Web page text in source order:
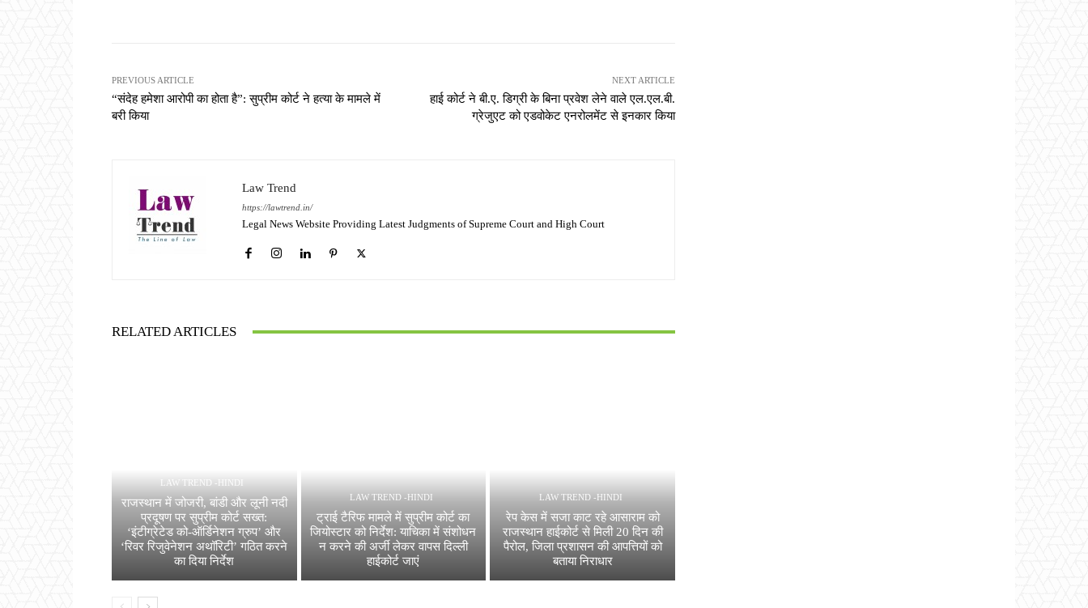
PREVIOUS ARTICLE
“संदेह हमेशा आरोपी का होता है”: सुप्रीम कोर्ट ने हत्या के मामले में
बरी किया
NEXT ARTICLE
हाई कोर्ट ने बी.ए. डिग्री के बिना प्रवेश लेने वाले एल.एल.बी.
ग्रेजुएट को एडवोकेट एनरोलमेंट से इनकार किया
Law Trend
https://lawtrend.in/
Legal News Website Providing Latest Judgments of Supreme Court and High Court
RELATED ARTICLES
LAW TREND -HINDI
राजस्थान में जोजरी, बांडी और लूनी नदी
प्रदूषण पर सुप्रीम कोर्ट सख्त:
‘इंटीग्रेटेड को-ऑर्डिनेशन ग्रुप’ और
‘रिवर रिजुवेनेशन अथॉरिटी’ गठित करने
का दिया निर्देश
LAW TREND -HINDI
ट्राई टैरिफ मामले में सुप्रीम कोर्ट का
जियोस्टार को निर्देश: याचिका में संशोधन
न करने की अर्जी लेकर वापस दिल्ली
हाईकोर्ट जाएं
LAW TREND -HINDI
रेप केस में सजा काट रहे आसाराम को
राजस्थान हाईकोर्ट से मिली 20 दिन की
पैरोल, जिला प्रशासन की आपत्तियों को
बताया निराधार